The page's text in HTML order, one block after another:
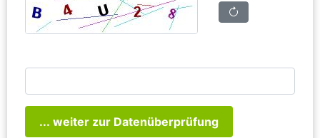
... weiter zur Datenüberprüfung